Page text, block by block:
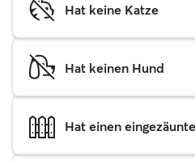
Hat keine Katze
Hat keinen Hund
Hat einen